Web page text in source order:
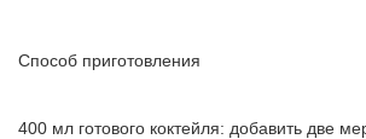
Способ приготовления
400 мл готового коктейля: добавить две